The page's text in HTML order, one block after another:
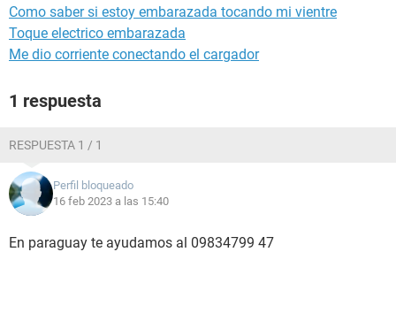
Como saber si estoy embarazada tocando mi vientre
Toque electrico embarazada
Me dio corriente conectando el cargador
1 respuesta
RESPUESTA 1 / 1
Perfil bloqueado
16 feb 2023 a las 15:40
En paraguay te ayudamos al 09834799 47